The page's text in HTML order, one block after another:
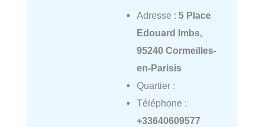
Adresse : 5 Place
Edouard Imbs,
95240 Cormeilles-
en-Parisis
Quartier :
Téléphone :
+33640609577